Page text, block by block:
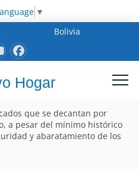
▼
Bolivia
Hogar
que se decantan por
a pesar del mínimo histórico
y abaratamiento de los